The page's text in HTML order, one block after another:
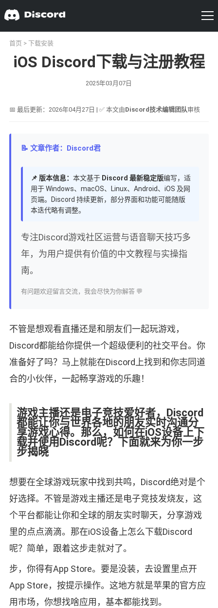
首页 > 下载安装
iOS Discord下载与注册教程
2025年03月07日
📅 最后更新：2026年04月27日 | ✅ 本文由Discord技术编辑团队审核
📝 文章作者：Discord君
📌 版本信息： 本文基于 Discord 最新稳定版编写，适
用于 Windows、macOS、Linux、Android、iOS 及网
页端。Discord 持续更新，部分界面和功能可能随版
本迭代略有调整。
专注Discord游戏社区运营与语音聊天技巧多
年，为用户提供有价值的中文教程与实操指
南。
有问题欢迎留言交流，我会尽快为你解答 💬
不管是想观看直播还是和朋友们一起玩游戏，
Discord都能给你提供一个超级便利的社交平台。你
准备好了吗？马上就能在Discord上找到和你志同道
合的小伙伴，一起畅享游戏的乐趣！
游戏主播还是电子竞技爱好者，Discord
都能让你与世界各地的朋友实时沟通分
享游戏心得。那么，如何在iOS设备上下
载并使用Discord呢？下面就来为你一步
步揭晓
想要在全球游戏玩家中找到共鸣，Discord绝对是个
好选择。不管是游戏主播还是电子竞技发烧友，这
个平台都能让你和全球的朋友实时聊天，分享游戏
里的点点滴滴。那在iOS设备上怎么下载Discord
呢？简单，跟着这步走就对了。
步，你得有App Store。要是没装，去设置里点开
App Store，按提示操作。这地方就是苹果的官方应
用市场，你想找啥应用，基本都能找到。